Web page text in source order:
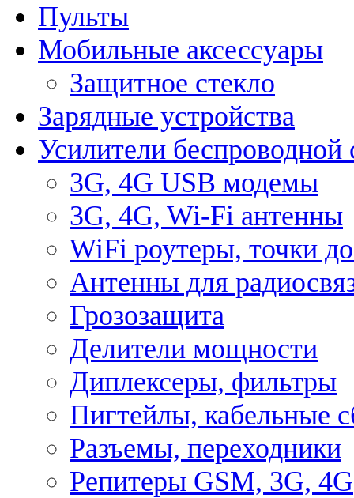
Пульты
Мобильные аксессуары
Защитное стекло
Зарядные устройства
Усилители беспроводной
3G, 4G USB модемы
3G, 4G, Wi-Fi антенны
WiFi роутеры, точки
Антенны для
Грозозащита
Делители мощности
Диплексеры, фильтры
Пигтейлы, кабельные
Разъемы, переходники
Репитеры GSM, 3G, 4G